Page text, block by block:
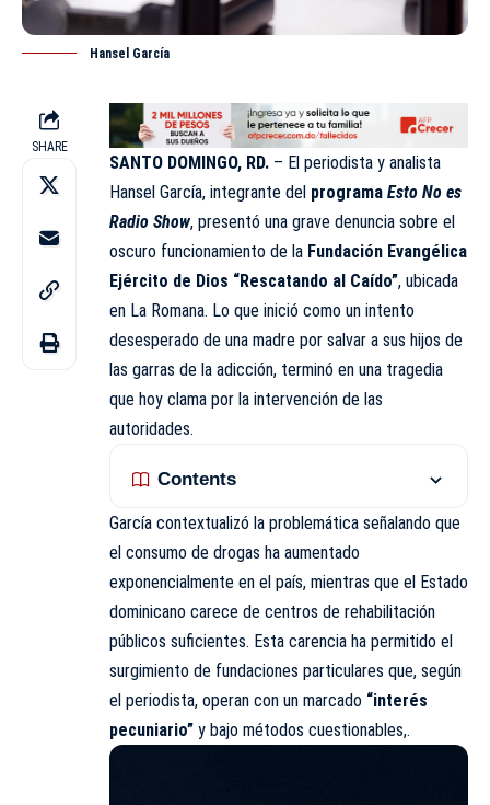
Hansel García
SHARE
SANTO DOMINGO, RD. – El periodista y analista
Hansel García, integrante del programa Esto No es
Radio Show, presentó una grave denuncia sobre el
oscuro funcionamiento de la Fundación Evangélica
Ejército de Dios “Rescatando al Caído”, ubicada
en La Romana. Lo que inició como un intento
desesperado de una madre por salvar a sus hijos de
las garras de la adicción, terminó en una tragedia
que hoy clama por la intervención de las
autoridades.
Contents
García contextualizó la problemática señalando que
el consumo de drogas ha aumentado
exponencialmente en el país, mientras que el Estado
dominicano carece de centros de rehabilitación
públicos suficientes. Esta carencia ha permitido el
surgimiento de fundaciones particulares que, según
el periodista, operan con un marcado “interés
pecuniario” y bajo métodos cuestionables,.